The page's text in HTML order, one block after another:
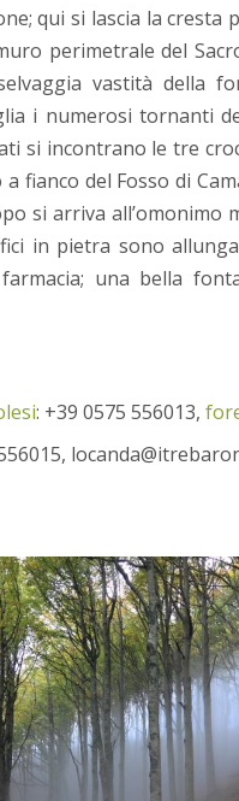
qui si lascia la cresta
perimetrale del
vastità della
i numerosi tornanti
si incontrano le tre
fianco del Fosso di
si arriva all’omonimo
in pietra sono
una bella
: +39 0575 556013,